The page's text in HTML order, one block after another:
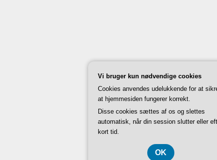
Vi bruger kun nødvendige cookies
Cookies anvendes udelukkende for at
at hjemmesiden fungerer korrekt.
Disse cookies sættes af os og slettes
automatisk, når din session slutter eller
kort tid.
OK